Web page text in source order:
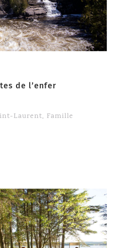
de l’enfer
Laurent, Famille